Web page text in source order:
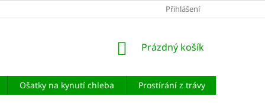
Přihlášení
NÁKUPNÍ
Prázdný košík
Ošatky na kynutí chleba Prostírání z trávy